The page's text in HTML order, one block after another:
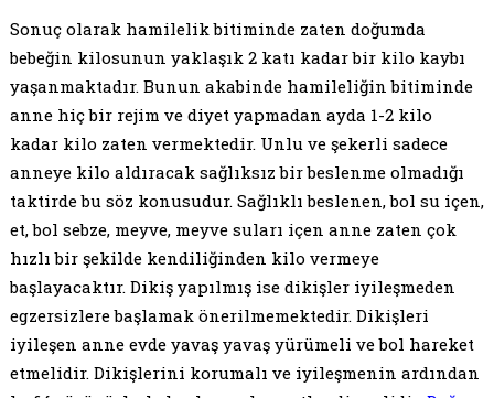
Sonuç olarak hamilelik bitiminde zaten doğumda
bebeğin kilosunun yaklaşık 2 katı kadar bir kilo kaybı
yaşanmaktadır. Bunun akabinde hamileliğin bitiminde
anne hiç bir rejim ve diyet yapmadan ayda 1-2 kilo
kadar kilo zaten vermektedir. Unlu ve şekerli sadece
anneye kilo aldıracak sağlıksız bir beslenme olmadığı
taktirde bu söz konusudur. Sağlıklı beslenen, bol su içen,
et, bol sebze, meyve, meyve suları içen anne zaten çok
hızlı bir şekilde kendiliğinden kilo vermeye
başlayacaktır. Dikiş yapılmış ise dikişler iyileşmeden
egzersizlere başlamak önerilmemektedir. Dikişleri
iyileşen anne evde yavaş yavaş yürümeli ve bol hareket
etmelidir. Dikişlerini korumalı ve iyileşmenin ardından